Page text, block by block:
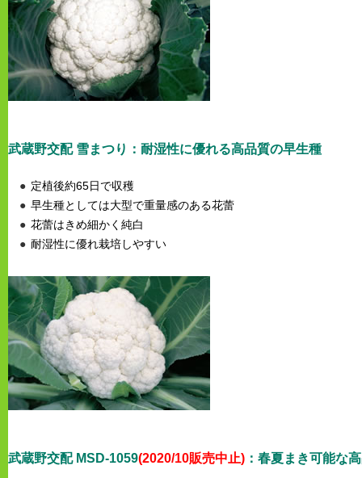
武蔵野交配雪まつり：耐湿性に優れる高品質の早生種
定植後約65日で収穫
早生種としては大型で重量感のある花蕾
花蕾はきめ細かく純白
耐湿性に優れ栽培しやすい
武蔵野交配MSD-1059(2020/10販売中止) ：春夏まき可能な